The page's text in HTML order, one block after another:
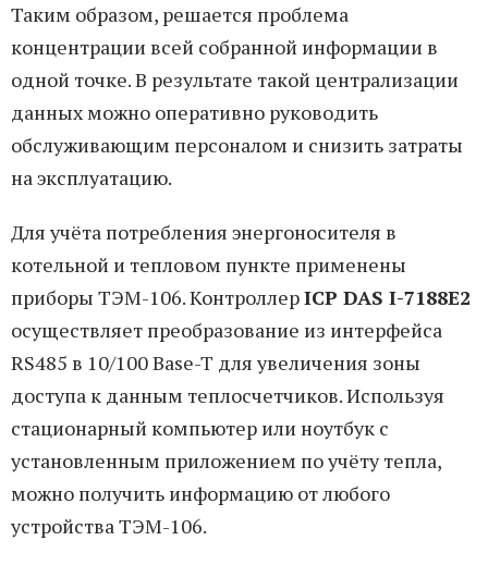
Таким образом, решается проблема
концентрации всей собранной информации в
одной точке. В результате такой централизации
данных можно оперативно руководить
обслуживающим персоналом и снизить затраты
на эксплуатацию.
Для учёта потребления энергоносителя в
котельной и тепловом пункте применены
приборы ТЭМ-106. КонтроллерICP DAS I-7188E2
осуществляет преобразование из интерфейса
RS485 в 10/100 Base-T для увеличения зоны
доступа к данным теплосчетчиков. Используя
стационарный компьютер или ноутбук с
установленным приложением по учёту тепла,
можно получить информацию от любого
устройства ТЭМ-106.